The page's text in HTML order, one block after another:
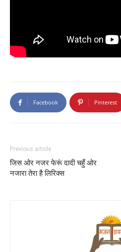
Facebook Pinterest
Previous article
जिस ओर नजर फेरूं दादी चहुँ ओर
नजारा तेरा है लिरिक्स